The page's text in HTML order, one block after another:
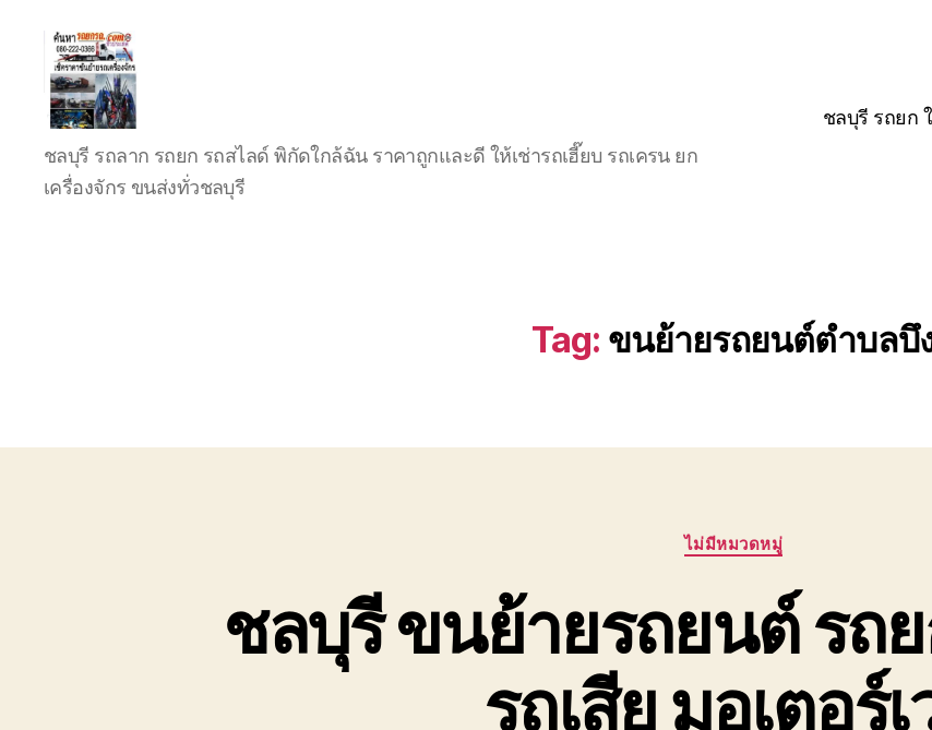
รถยก
รถ
ชลบุรี รถลาก รถยก รถสไลด์ พิกัดใกล้ฉัน ราคาถูกและดี ให้เช่ารถเฮี๊ยบ รถเครน ยก
เครื่องจักร ขนส่งทั่วชลบุรี
ชลบุรี รถยก
Tag: ขนย้ายรถยนต์ตำบลบึ
Categories
ไม่มีหมวดหมู่
ชลบุรี ขนย้ายรถยนต์ รถ
รถเสีย มอเตอร์